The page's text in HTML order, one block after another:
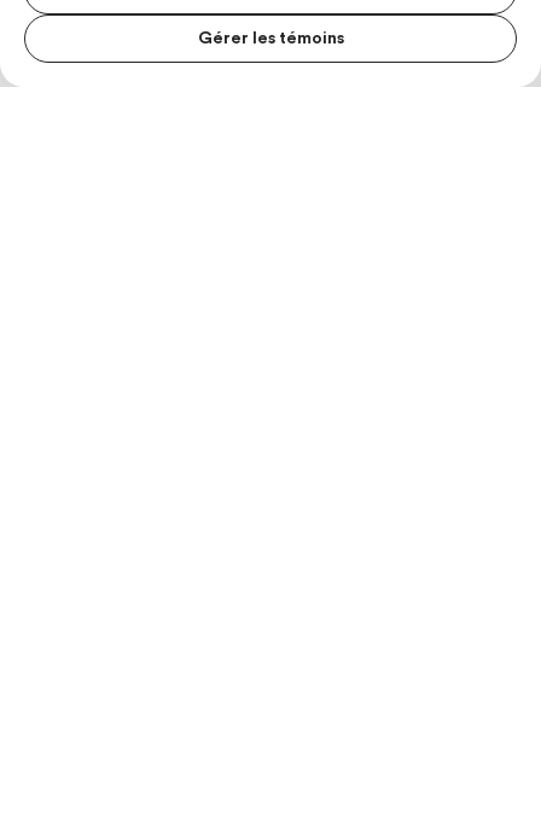
Gérer les témoins
MENU